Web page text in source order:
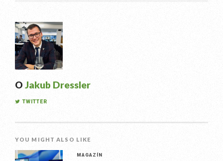
O Jakub Dressler
TWITTER
YOU MIGHT ALSO LIKE
MAGAZÍN